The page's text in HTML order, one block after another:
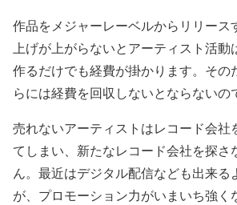
作品をメジャーレーベルからリリース
上げが上がらないとアーティスト活
作るだけでも経費が掛かります。その
らには経費を回収しないとならないの
売れないアーティストはレコード会社
てしまい、新たなレコード会社を探さ
ん。最近はデジタル配信なども出来る
が、プロモーション力がいまいち強く